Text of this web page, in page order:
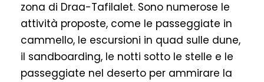
zona di Draa-Tafilalet. Sono numerose le
attività proposte, come le passeggiate in
cammello, le escursioni in quad sulle dune,
il sandboarding, le notti sotto le stelle e le
passeggiate nel deserto per ammirare la